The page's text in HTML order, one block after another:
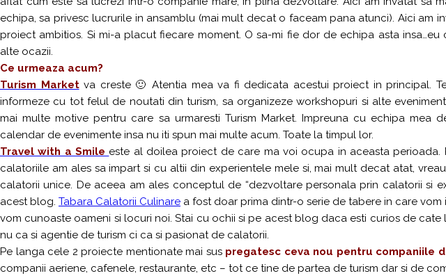
echipa, sa privesc lucrurile in ansamblu (mai mult decat o faceam pana atunci). Aici am
proiect ambitios. Si mi-a placut fiecare moment. O sa-mi fie dor de echipa asta
alte ocazii.
Ce urmeaza acum?
Turism Marketva creste 🙂 Atentia mea va fi dedicata acestui proiect in principal.
informeze cu tot felul de noutati din turism, sa organizeze workshopuri si alte
mai multe motive pentru care sa urmaresti Turism Market. Impreuna cu echipa mea
calendar de evenimente insa nu iti spun mai multe acum. Toate la timpul lor.
Travel with a Smile este al doilea proiect de care ma voi ocupa in aceasta
calatoriile am ales sa impart si cu altii din experientele mele si, mai mult decat atat,
calatorii unice. De aceea am ales conceptul de “dezvoltare personala prin calatorii si
acest blog. Tabara Calatorii Culinare a fost doar prima dintr-o serie de tabere in care
vom cunoaste oameni si locuri noi. Stai cu ochii si pe acest blog daca esti curios de cate
nu ca si agentie de turism ci ca si pasionat de calatorii.
Pe langa cele 2 proiecte mentionate mai sus pregatesc ceva nou pentru companiile
companii aeriene, cafenele, restaurante, etc – tot ce tine de partea de turism dar si de